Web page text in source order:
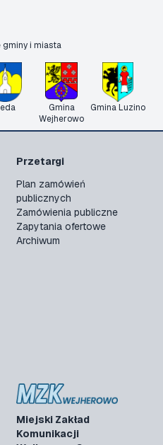
gminy i miasta
Gmina
Wejherowo
Gmina Luzino
Miejski Zakład
Komunikacji
Przetargi
Plan zamówień
publicznych
Zamówienia publiczne
Zapytania ofertowe
Archiwum